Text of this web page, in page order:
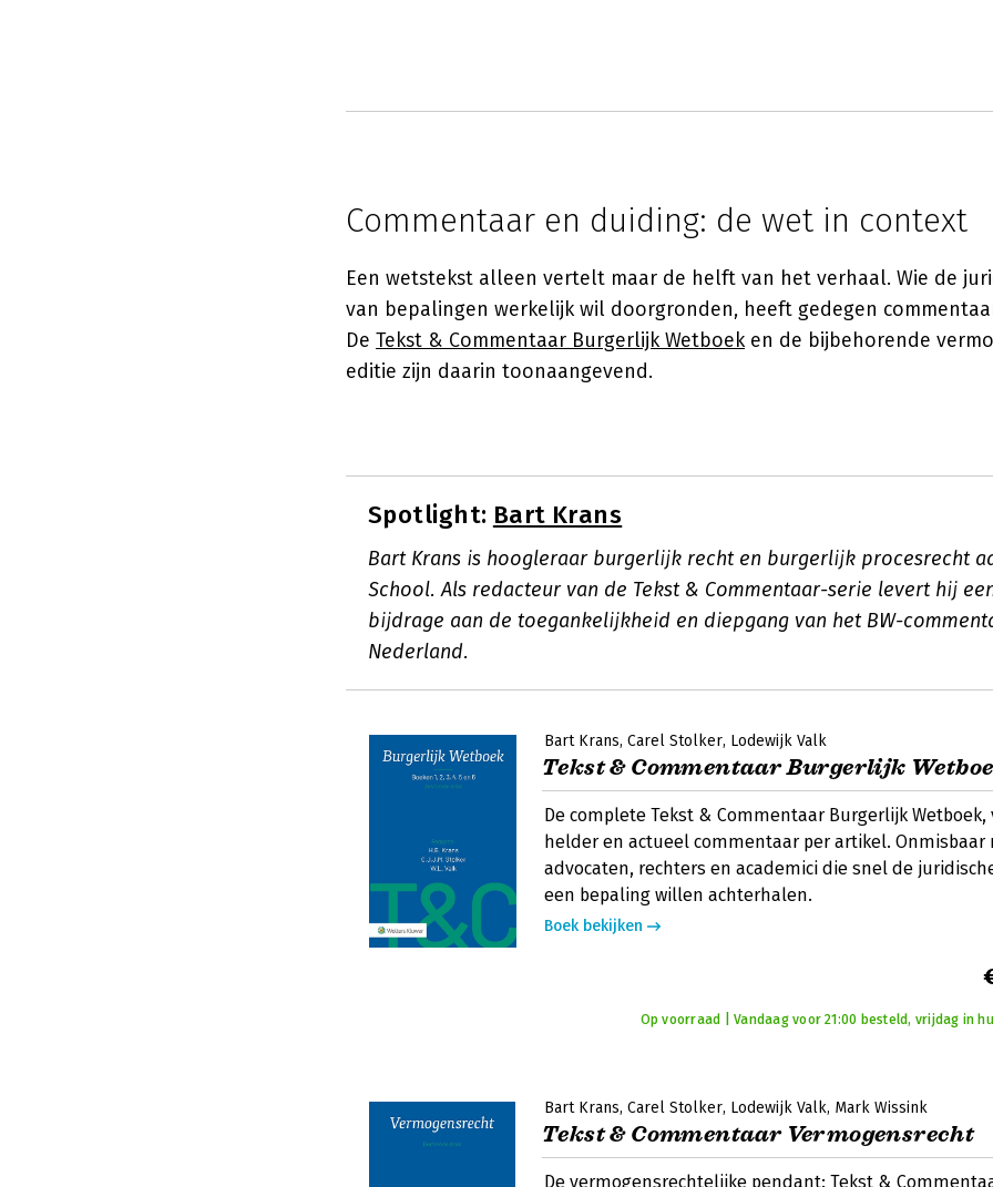
Commentaar en duiding: de wet in context
Een wetstekst alleen vertelt maar de helft van het verhaal. Wie de
van bepalingen werkelijk wil doorgronden, heeft gedegen
De Tekst & Commentaar Burgerlijk Wetboeken de bijbehorende
editie zijn daarin toonaangevend.
Spotlight: Bart Krans
Bart Krans is hoogleraar burgerlijk recht en burgerlijk procesrecht
School. Als redacteur van de Tekst & Commentaar-serie levert hij
bijdrage aan de toegankelijkheid en diepgang van het BW-
Nederland.
Bart Krans Carel Stolker Lodewijk Valk
Tekst & Commentaar Burgerlijk
De complete Tekst & Commentaar Burgerlijk Wetboek,
helder en actueel commentaar per artikel. Onmisbaar
advocaten, rechters en academici die snel de
een bepaling willen achterhalen.
Boek bekijken
Op voorraad | Vandaag voor 21:00 besteld, vrijdag in
Bart Krans Carel Stolker Lodewijk Valk Mark Wissink
Tekst & Commentaar Vermogensrecht
De vermogensrechtelijke pendant: Tekst &